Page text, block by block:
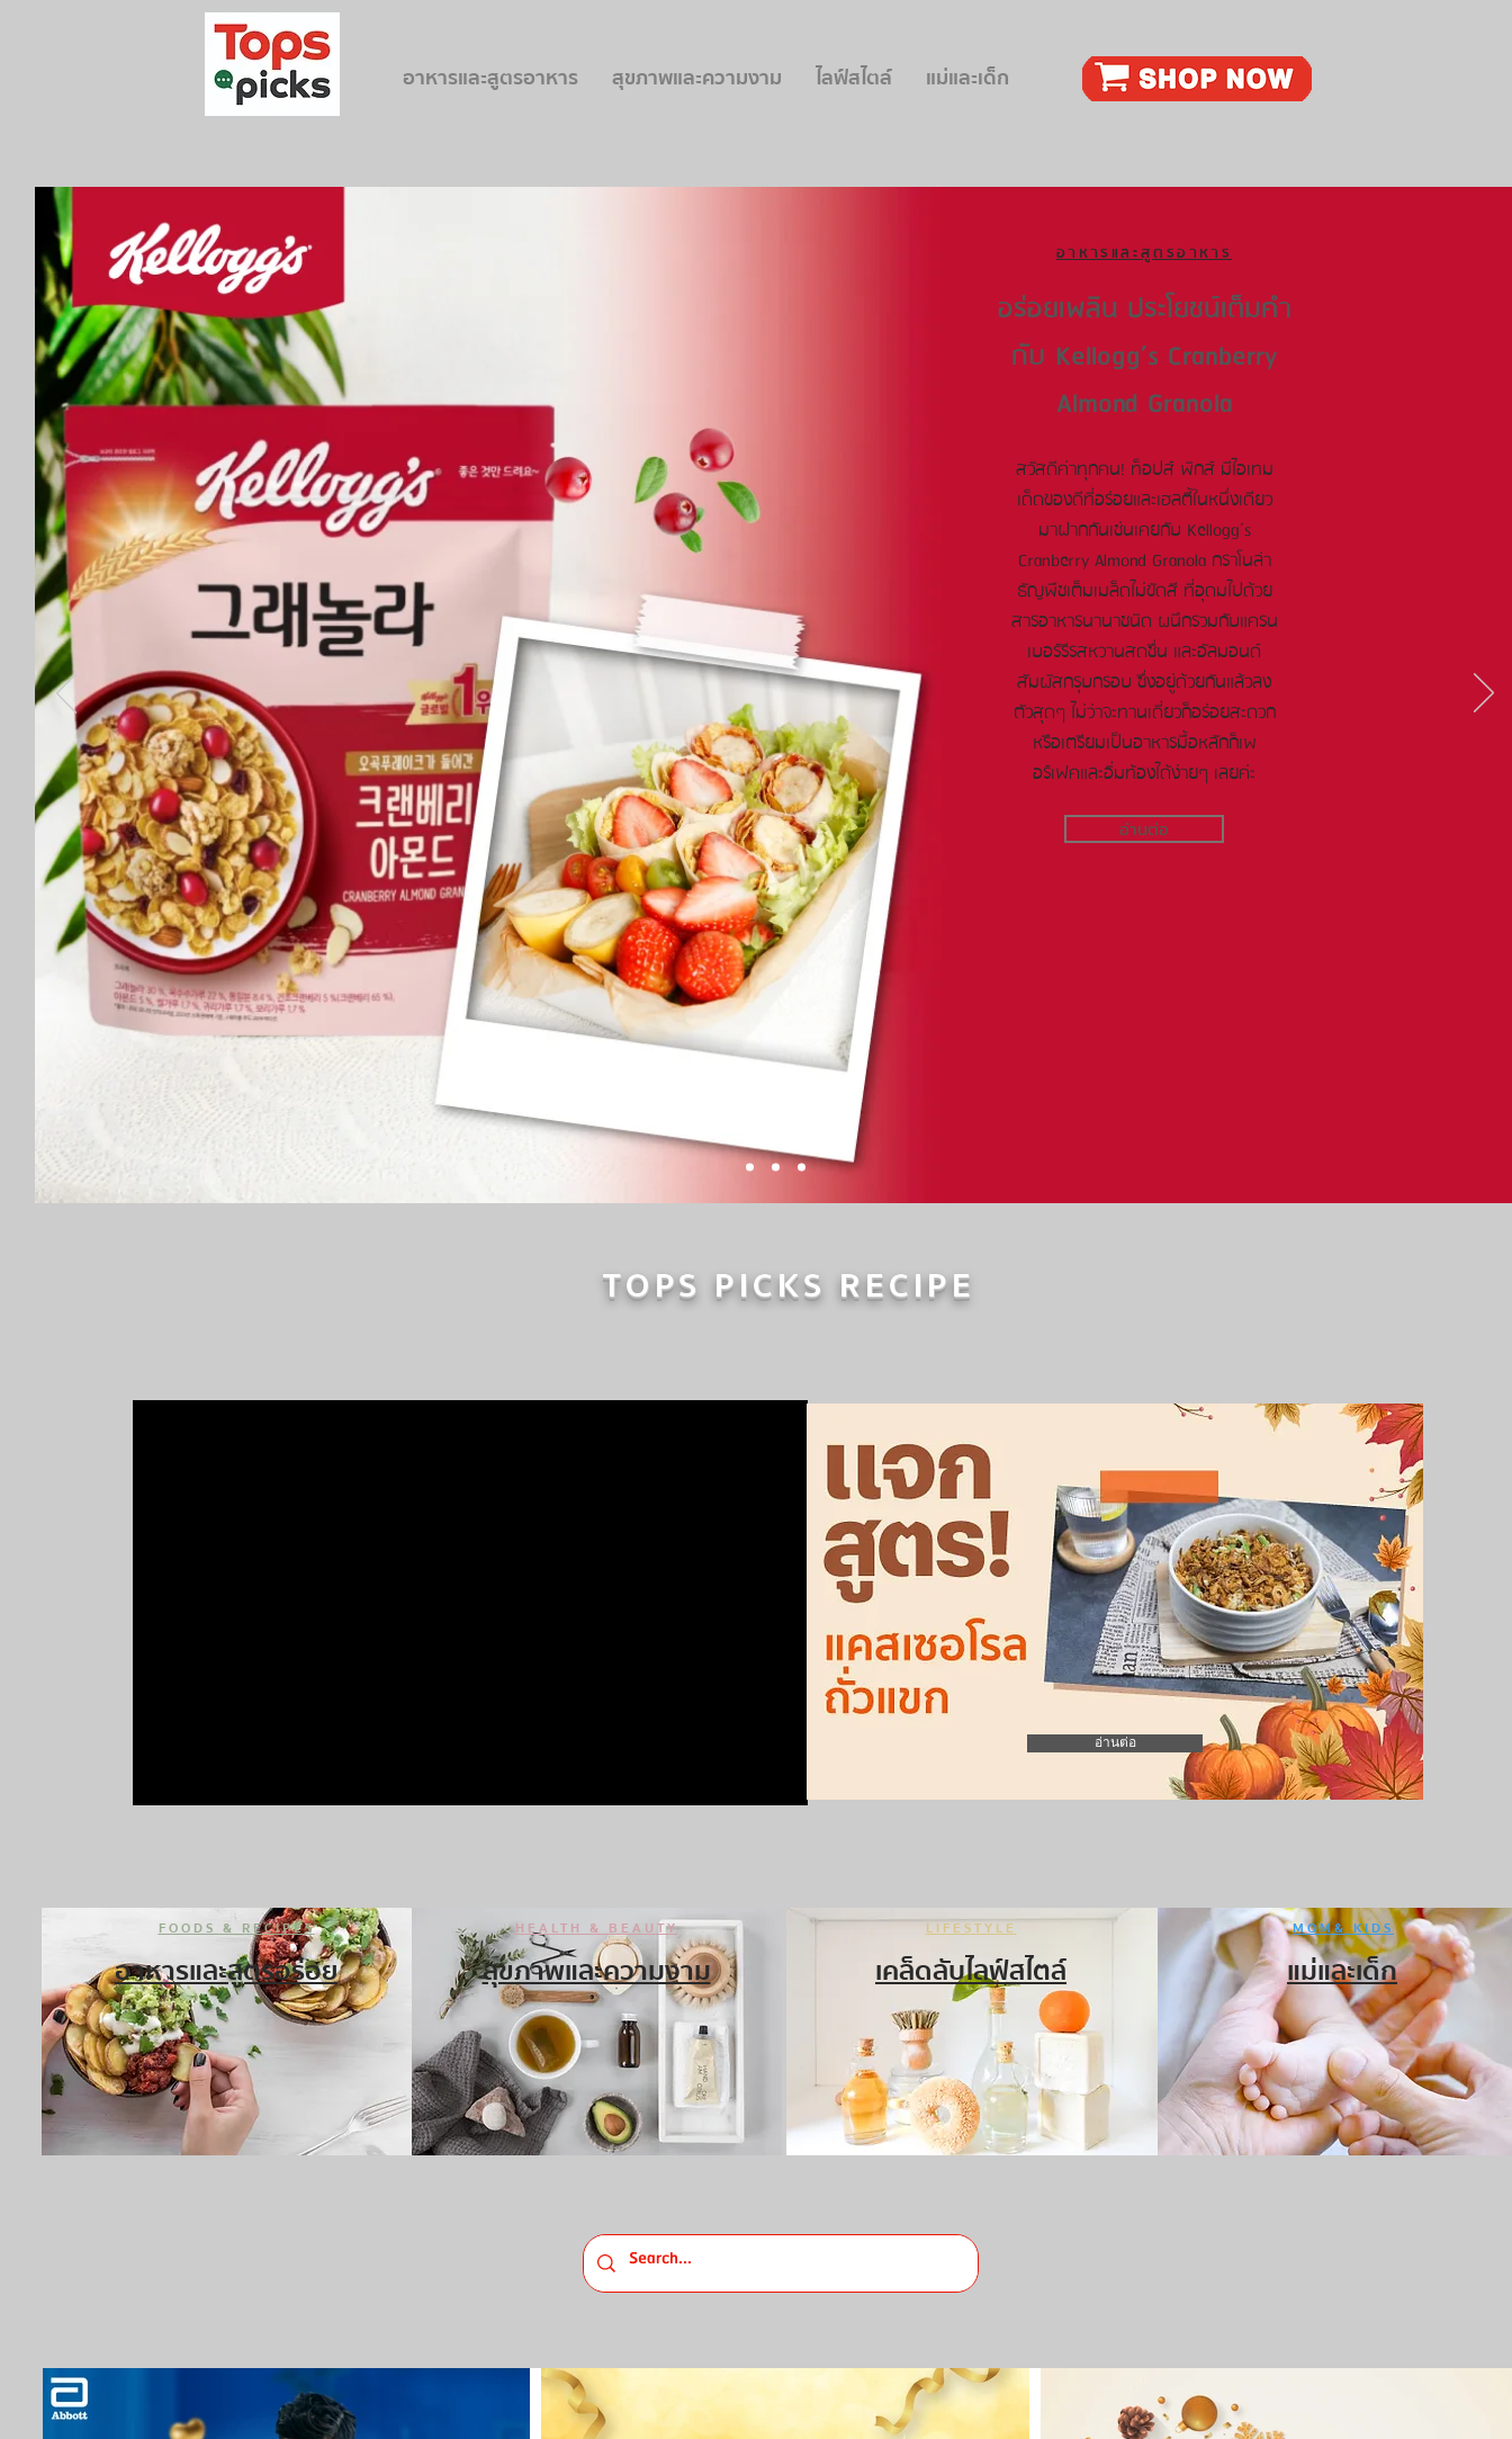
อาหารและสูตรอาหาร สุขภาพและความงาม ไลฟ์สไตล์ แม่และเด็ก
อร่อยเพลิน ประโยชน์เต็มคำ
กับ Kellogg’s Cranberry
Almond Granola
สวัสดีค่าทุกคน! ท็อปส์ พิกส์ มีไอเทม
เด็ดของดีที่อร่อยและเฮลตี้ในหนึ่งเดียว
มาฝากกันเช่นเคยกับ Kellogg’s
Cranberry Almond Granola กราโนล่า
ธัญพืชเต็มเมล็ดไม่ขัดสี ที่อุดมไปด้วย
สารอาหารนานาชนิด ผนึกรวมกับแครน
เบอร์รีรสหวานสดชื่น และอัลมอนด์
สัมผัสกรุบกรอบ ซึ่งอยู่ด้วยกันแล้วลง
ตัวสุดๆ ไม่ว่าจะทานเดี่ยวก็อร่อยสะดวก
หรือเตรียมเป็นอาหารมื้อหลักก็เพ
อร์เฟคและอิ่มท้องได้ง่ายๆ เลยค่ะ
อ่านต่อ
อาหารและสูตรอาหาร
TOPS PICKS RECIPE
อ่านต่อ
FOODS & RECIPES
อาหารและสูตรอร่อย
HEALTH & BEAUTY
สุขภาพและความงาม
LIFESTYLE
เคล็ดลับไลฟ์สไตล์
MOM& KIDS
แม่และเด็ก